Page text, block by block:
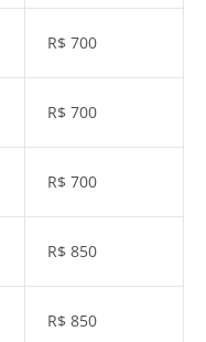
R$ 700
R$ 700
R$ 700
R$ 850
R$ 850